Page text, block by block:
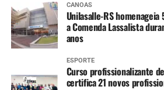
CANOAS
Unilasalle-RS
a Comenda Lassalista
anos
ESPORTE
Curso profissionalizante
certifica 21 novos